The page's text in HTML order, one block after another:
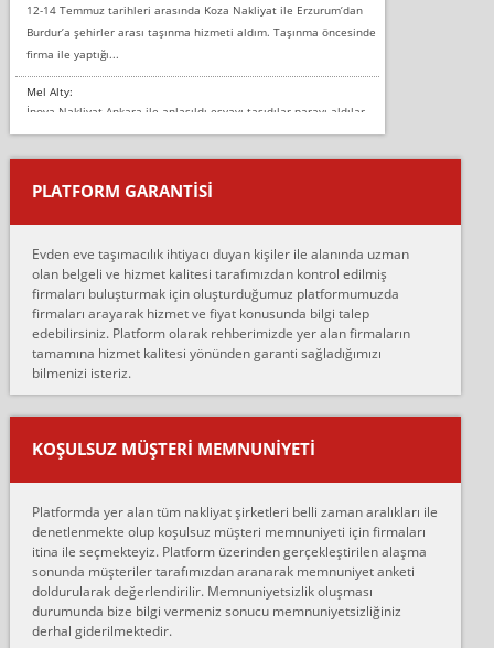
12-14 Temmuz tarihleri arasında Koza Nakliyat ile Erzurum’dan
Burdur’a şehirler arası taşınma hizmeti aldım. Taşınma öncesinde
firma ile yaptığı...
Mel Alty:
İnova Nakliyat Ankara ile anlaşıldı eşyayı taşıdılar parayı aldılar.
Salon duvarına bir baktım birisi boydan alüminyum renkli bantı
yapıştırm...
Murat:
çalıştıklarını, müş...
Ahmet:
Lüleburgaz güngünes evden eve naklyat eşyalarımı taşımak için
anlaştık sabah eve geldiklerinde de eşyalarımı düzgün şekilde
sarcaz demelerine r...
mehmet güldü:
Ankara ALİCANLAR NAKLİYAT Tutarsız ve ticari ahlak problemleri
var verdikleri fiyat teklifini arttırdılar. Sonrasında taşıma gününde
oldukça tutarsı...
Ankara Alicanlar naklyat tel 5465524025. 2600 TL'ye ankaradan
Konya ya Alicanlar naklyat la anlaştık bu şahıs evin taşınacağı gün
fiyatın mazoto gele...
Fatih kokmese:
Diyarbakır dan eşyamı getirtmek için anlaştım sözleşme yaptım.
Son anda fiyat artırdılar.. mecburiyetten tasittim.. bu kişiler ağrılı
PLATFORM GARANTİSİ
Evden eve taşımacılık ihtiyacı duyan kişiler ile alanında uzman
olan belgeli ve hizmet kalitesi tarafımızdan kontrol edilmiş
firmaları buluşturmak için oluşturduğumuz platformumuzda
firmaları arayarak hizmet ve fiyat konusunda bilgi talep
edebilirsiniz. Platform olarak rehberimizde yer alan firmaların
tamamına hizmet kalitesi yönünden garanti sağladığımızı
bilmenizi isteriz.
KOŞULSUZ MÜŞTERI MEMNUNIYETI
Platformda yer alan tüm nakliyat şirketleri belli zaman aralıkları ile
denetlenmekte olup koşulsuz müşteri memnuniyeti için firmaları
itina ile seçmekteyiz. Platform üzerinden gerçekleştirilen alaşma
sonunda müşteriler tarafımızdan aranarak memnuniyet anketi
doldurularak değerlendirilir. Memnuniyetsizlik oluşması
durumunda bize bilgi vermeniz sonucu memnuniyetsizliğiniz
derhal giderilmektedir.